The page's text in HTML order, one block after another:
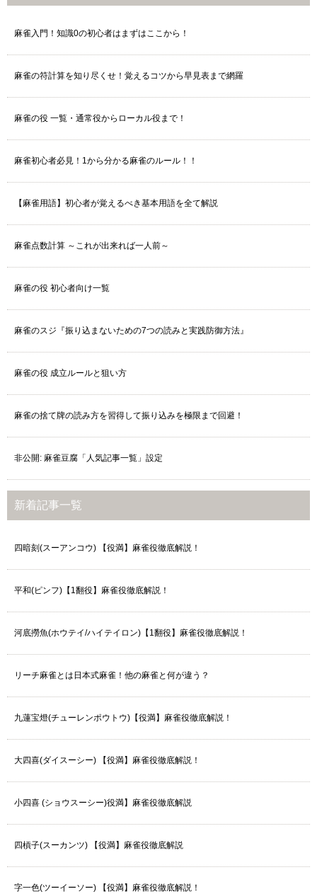
麻雀入門！知識0の初心者はまずはここから！
麻雀の符計算を知り尽くせ！覚えるコツから早見表まで網羅
麻雀の役 一覧・通常役からローカル役まで！
麻雀初心者必見！1から分かる麻雀のルール！！
【麻雀用語】初心者が覚えるべき基本用語を全て解説
麻雀点数計算 ～これが出来れば一人前～
麻雀の役 初心者向け一覧
麻雀のスジ『振り込まないための7つの読みと実践防御方法』
麻雀の役 成立ルールと狙い方
麻雀の捨て牌の読み方を習得して振り込みを極限まで回避！
非公開: 麻雀豆腐「人気記事一覧」設定
新着記事一覧
四暗刻(スーアンコウ) 【役満】麻雀役徹底解説！
平和(ピンフ)【1翻役】麻雀役徹底解説！
河底撈魚(ホウテイ/ハイテイロン)【1翻役】麻雀役徹底解説！
リーチ麻雀とは日本式麻雀！他の麻雀と何が違う？
九蓮宝燈(チューレンポウトウ)【役満】麻雀役徹底解説！
大四喜(ダイスーシー) 【役満】麻雀役徹底解説！
小四喜 (ショウスーシー)役満】麻雀役徹底解説
四槓子(スーカンツ) 【役満】麻雀役徹底解説
字一色(ツーイーソー) 【役満】麻雀役徹底解説！